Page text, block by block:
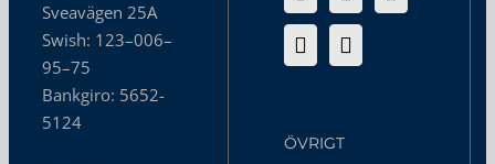
Sveavägen 25A
Swish: 123–006–
95–75
Bankgiro: 5652-
5124
ÖVRIGT